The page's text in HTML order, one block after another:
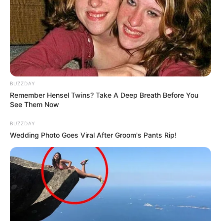
ΖΩΝΤΑΝΟΣ ΟΡΓΑΝΙΣΜΟΣ…. ΟΙ ΙΔΙΕΣ ΟΙ ΚΑΤΟΙΚΙΕΣ ΜΑΣ
ΘΑ ΕΙΝΑΙ ΘΕΡΑΠΕΥΤΗΡΙΑ ΚΑΙ ΝΑΟΙ ΤΑΥΤΟΧΡΟΝΑ……
ΜΕΣΑ ΣΤΙΣ ΚΑΤΟΙΚΙΕΣ, ΤΑ ΠΑΝΤΑ ΠΡΕΠΕΙ ΝΑ ΕΙΝΑΙ
ΕΝΕΡΓΕΙΑΚΑ. ΝΑ ΜΗΝ ΥΠΑΡΧΕΙ ΤΙΠΟΤΕ ΑΡΝΗΤΙΚΟ……
ΤΡΕΧΟΥΜΕΝΟ ΥΔΩΡ ΑΠΑΡΑΙΤΗΤΑ ΜΕΣΑ ΚΑΙ ΕΞΩ, ΝΑ
ΕΙΝΑΙ ΚΑΤΑΣΚΕΥΑΣΜΕΝΕΣ ΑΠΟ ΦΥΣΙΚΑ ΥΛΙΚΑ,
ΠΟΛΥΤΙΜΟΥΣ ΛΙΘΟΥΣ….
BUZZDAY
Remember Hensel Twins? Take A Deep Breath Before You
See Them Now
BUZZDAY
Wedding Photo Goes Viral After Groom's Pants Rip!